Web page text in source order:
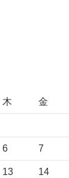
木 金
6 7
13 14